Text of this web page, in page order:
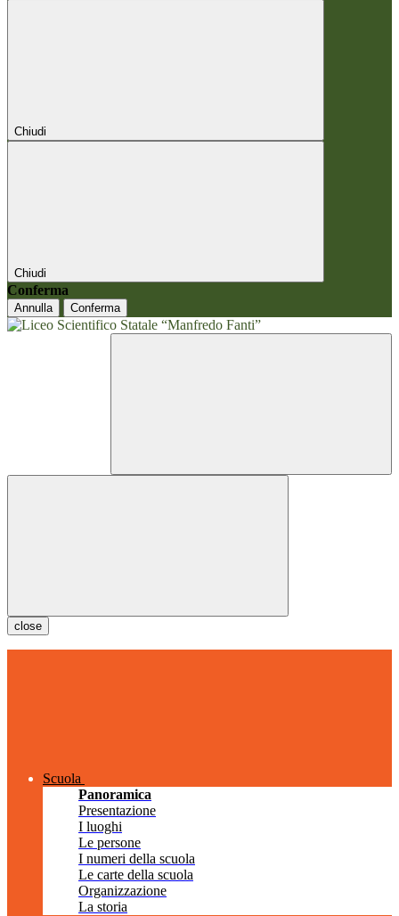
Chiudi
Chiudi
Conferma
Annulla Conferma
close
Scuola
Panoramica
Presentazione
I luoghi
Le persone
I numeri della scuola
Le carte della scuola
Organizzazione
La storia